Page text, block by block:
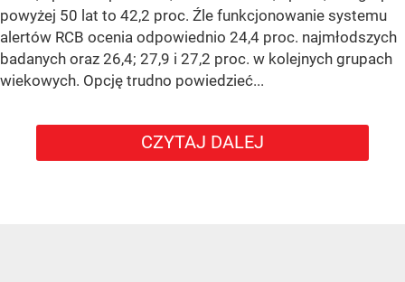
powyżej 50 lat to 42,2 proc. Źle funkcjonowanie systemu
alertów RCB ocenia odpowiednio 24,4 proc. najmłodszych
badanych oraz 26,4; 27,9 i 27,2 proc. w kolejnych grupach
wiekowych. Opcję trudno powiedzieć...
CZYTAJ DALEJ